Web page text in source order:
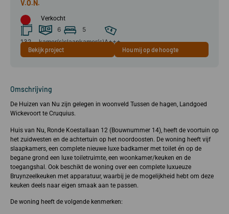
Verkocht
132
6
kamer(s)
5
slaapkamer(s)A+++
Bekijk project Hou mij op de hoogte
Omschrijving
De Huizen van Nu zijn gelegen in woonveld Tussen de hagen, Landgoed
Wickevoort te Cruquius.
Huis van Nu, Ronde Koestallaan 12 (Bouwnummer 14), heeft de voortuin op
het zuidwesten en de achtertuin op het noordoosten. De woning heeft vijf
slaapkamers, een complete nieuwe luxe badkamer met toilet én op de
begane grond een luxe toiletruimte, een woonkamer/keuken en de
toegangshal. Ook beschikt de woning over een complete luxueuze
Bruynzeelkeuken met apparatuur, waarbij je de mogelijkheid hebt om deze
keuken deels naar eigen smaak aan te passen.
De woning heeft de volgende kenmerken: